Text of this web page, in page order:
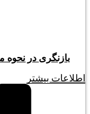
بازنگری در نحوه
اطلاعات بیشتر